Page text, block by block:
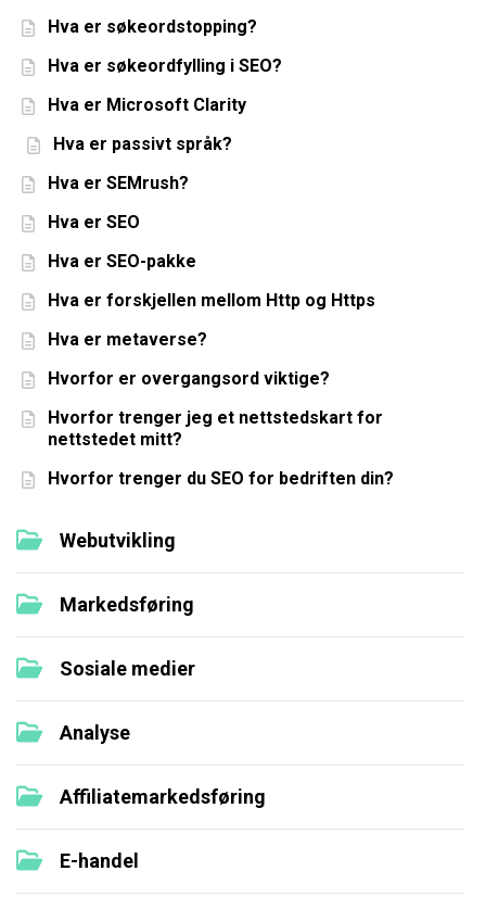
Hva er søkeordstopping?
Hva er søkeordfylling i SEO?
Hva er Microsoft Clarity
Hva er passivt språk?
Hva er SEMrush?
Hva er SEO
Hva er SEO-pakke
Hva er forskjellen mellom Http og Https
Hva er metaverse?
Hvorfor er overgangsord viktige?
Hvorfor trenger jeg et nettstedskart for
nettstedet mitt?
Hvorfor trenger du SEO for bedriften din?
Webutvikling
Markedsføring
Sosiale medier
Analyse
Affiliatemarkedsføring
E-handel